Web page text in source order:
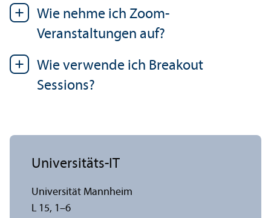
Wie nehme ich Zoom-
Veranstaltungen auf?
Wie verwende ich Breakout
Sessions?
Universitäts-IT
Universität Mannheim
L 15, 1–6